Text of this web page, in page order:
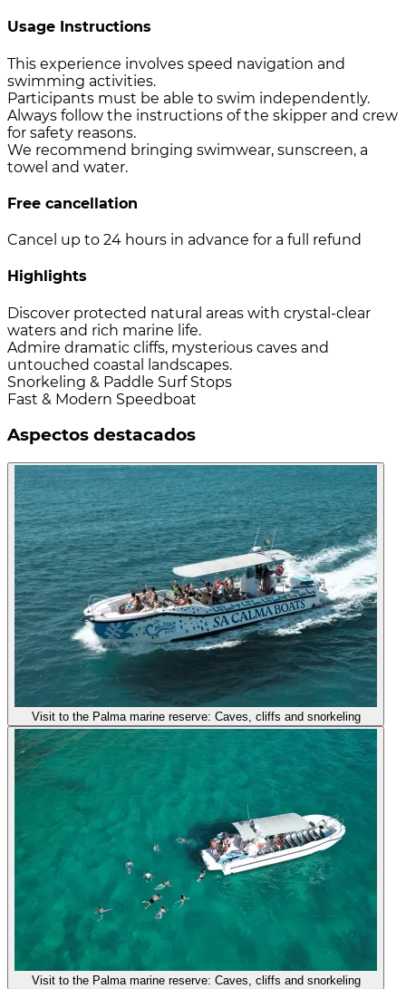
Usage Instructions
This experience involves speed navigation and
swimming activities.
Participants must be able to swim independently.
Always follow the instructions of the skipper and crew
for safety reasons.
We recommend bringing swimwear, sunscreen, a
towel and water.
Free cancellation
Cancel up to 24 hours in advance for a full refund
Highlights
Discover protected natural areas with crystal-clear
waters and rich marine life.
Admire dramatic cliffs, mysterious caves and
untouched coastal landscapes.
Snorkeling & Paddle Surf Stops
Fast & Modern Speedboat
Aspectos destacados
Visit to the Palma marine reserve: Caves, cliffs and snorkeling
Visit to the Palma marine reserve: Caves, cliffs and snorkeling